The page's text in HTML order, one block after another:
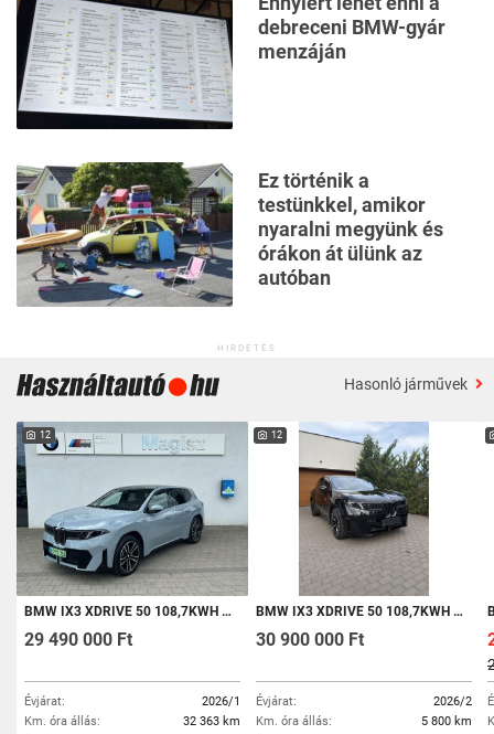
debreceni BMW-gyár
menzáján
Ez történik a
testünkkel, amikor
nyaralni megyünk és
órákon át ülünk az
autóban
HIRDETÉS
Hasonló járművek
12
BMW IX3 XDRIVE 50 108,7KWH MO-I! MÁRKAKERESKEDÉSBŐL! AZONNAL VIHETŐ! ÁFÁS!
29 490 000 Ft
Évjárat:
2026/1
Km. óra állás:
32 363 km
12
BMW IX3 XDRIVE 50 108,7KWH ÁFÁS
30 900 000 Ft
Évjárat:
2026/2
Km. óra állás:
5 800 km